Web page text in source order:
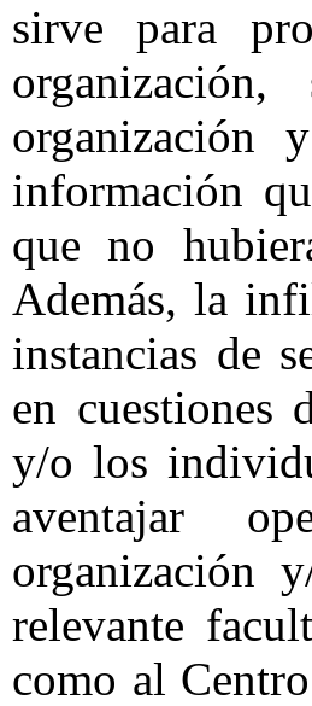
sirve para
organización
información
que no
Además, la
instancias de
en cuestiones
y/o los
aventajar
organización
relevante
como al